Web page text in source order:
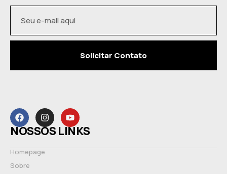
Solicitar Contato
NOSSOS LINKS
Homepage
Sobre